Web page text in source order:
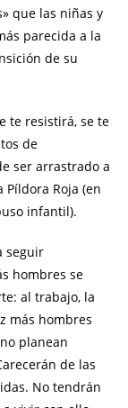
que las niñas y
parecida a la
de su
te resistirá, se te
de
ser arrastrado a
Roja (en
infantil).
seguir
hombres se
al trabajo, la
más hombres
planean
de las
No tendrán